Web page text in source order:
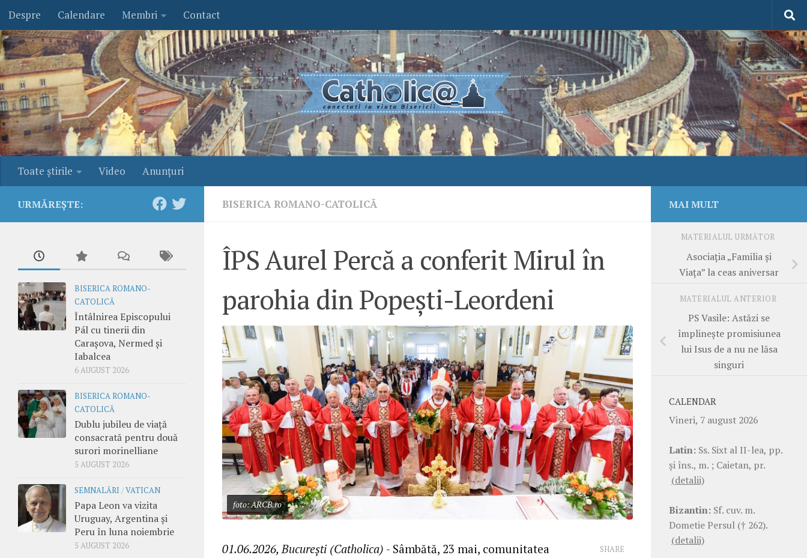
Skip to content
Despre Calendare Membri Contact
Toate ştirile Video Anunţuri
BISERICA ROMANO-CATOLICĂ
ÎPS Aurel Percă a conferit Mirul în
parohia din Popești-Leordeni
foto: ARCB.ro
01.06.2026, București (Catholica) - Sâmbătă, 23 mai, comunitatea
SHARE
URMĂREȘTE:
BISERICA ROMANO-
CATOLICĂ
Întâlnirea Episcopului
Pál cu tinerii din
Carașova, Nermed și
Iabalcea
6 AUGUST 2026
BISERICA ROMANO-
CATOLICĂ
Dublu jubileu de viață
consacrată pentru două
surori morinelliane
5 AUGUST 2026
SEMNALĂRI /VATICAN
Papa Leon va vizita
Uruguay, Argentina și
Peru în luna noiembrie
5 AUGUST 2026
MAI MULT
MATERIALUL URMĂTOR
Asociația „Familia și
Viața” la ceas aniversar
MATERIALUL ANTERIOR
PS Vasile: Astăzi se
împlinește promisiunea
lui Isus de a nu ne lăsa
singuri
CALENDAR
Vineri, 7 august 2026
Latin: Ss. Sixt al II-lea, pp.
şi îns., m. ; Caietan, pr.
(detalii)
Bizantin: Sf. cuv. m.
Dometie Persul († 262).
(detalii)